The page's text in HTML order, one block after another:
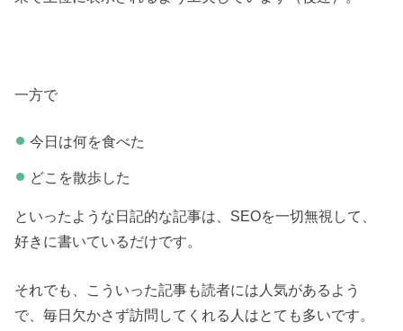
一方で
今日は何を食べた
どこを散歩した
といったような日記的な記事は、SEOを一切無視して、
好きに書いているだけです。
それでも、こういった記事も読者には人気があるよう
で、毎日欠かさず訪問してくれる人はとても多いです。